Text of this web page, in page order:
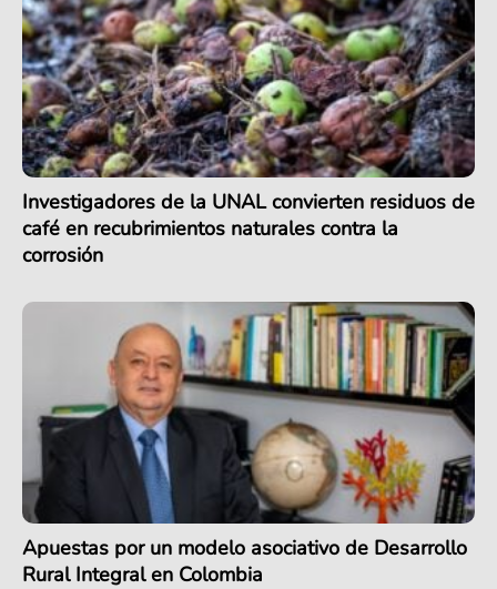
Investigadores de la UNAL convierten residuos de
café en recubrimientos naturales contra la
corrosión
Apuestas por un modelo asociativo de Desarrollo
Rural Integral en Colombia